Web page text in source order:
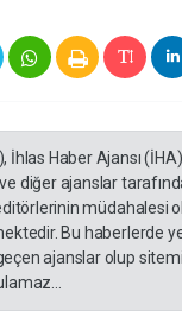
İhlas Haber Ajansı
ve diğer ajanslar
müdahalesi
Bu haberlerde
ajanslar olup